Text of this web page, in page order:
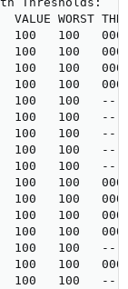
WORST
100   100
100   100
100   100
100   100
100
100
100
100   100
100   100
100   100
100   100
100   100
100   100
100   100
100   100
100   100